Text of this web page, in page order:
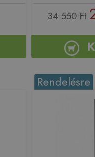
34 550 Ft
Rendelésre